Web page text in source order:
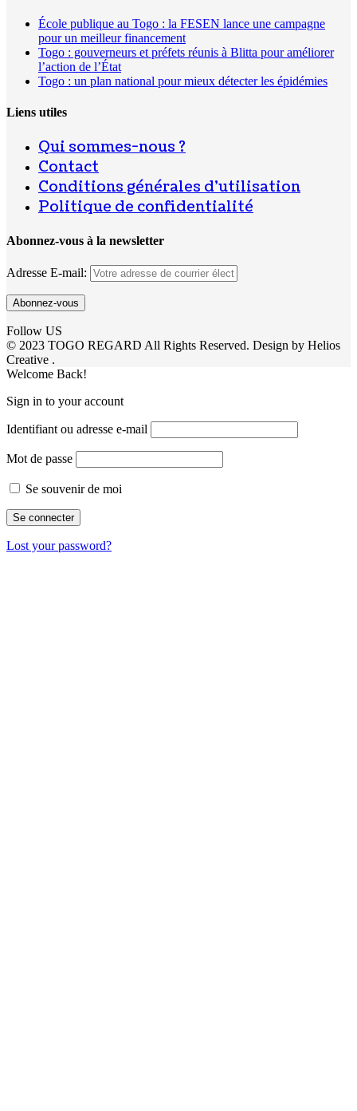
École publique au Togo : la FESEN lance une campagne
pour un meilleur financement
Togo : gouverneurs et préfets réunis à Blitta pour améliorer
l’action de l’État
Togo : un plan national pour mieux détecter les épidémies
Liens utiles
Qui sommes-nous ?
Contact
Conditions générales d’utilisation
Politique de confidentialité
Abonnez-vous à la newsletter
Adresse E-mail:
Follow US
© 2023 TOGO REGARD All Rights Reserved. Design by Helios
Creative .
Welcome Back!
Sign in to your account
Identifiant ou adresse e-mail
Mot de passe
Se souvenir de moi
Lost your password?